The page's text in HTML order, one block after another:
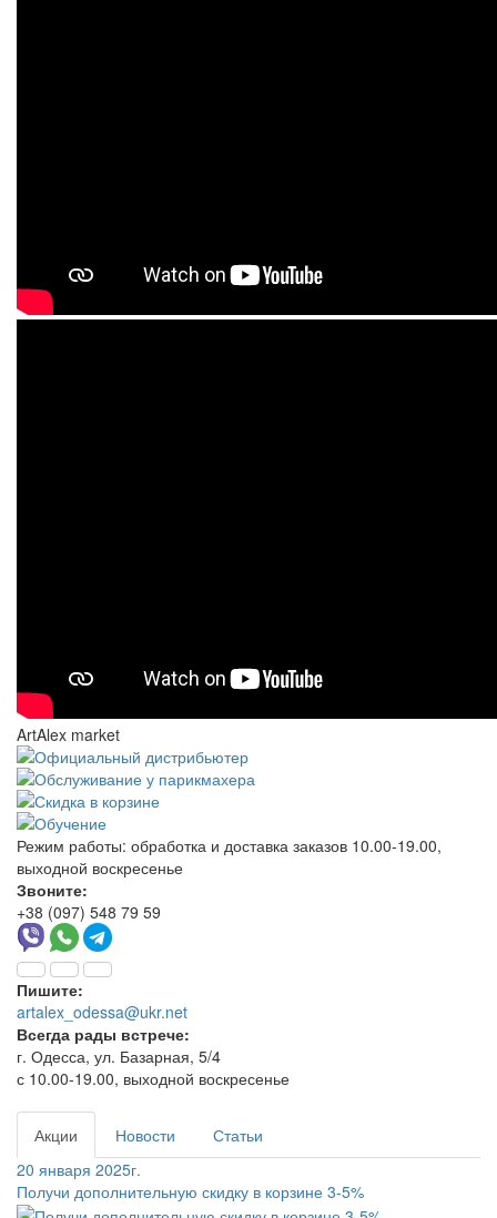
ArtAlex market
Режим работы: обработка и доставка заказов 10.00-19.00,
выходной воскресенье
Звоните:
+38 (097) 548 79 59
Пишите:
artalex_odessa@ukr.net
Всегда рады встрече:
г. Одесса, ул. Базарная, 5/4
с 10.00-19.00, выходной воскресенье
Акции Новости
Статьи
20 января 2025г.
Получи дополнительную скидку в корзине 3-5%